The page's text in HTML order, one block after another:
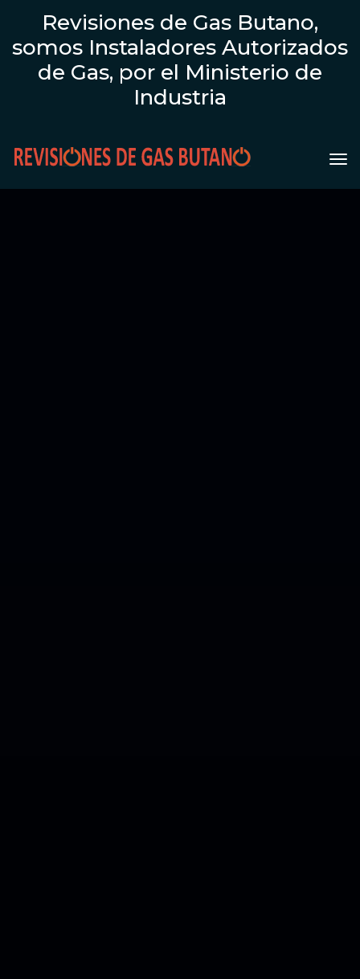
Revisiones de Gas Butano,
somos Instaladores Autorizados
de Gas, por el Ministerio de
Industria